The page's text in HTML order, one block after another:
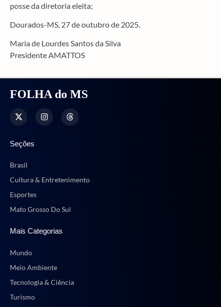
posse da diretoria eleita;
Dourados-MS, 27 de outubro de 2025.
Maria de Lourdes Santos da Silva
Presidente AMATTOS
FOLHA do MS
Seções
Brasil
Cultura & Entretenimento
Esportes
Mato Grosso Do Sul
Mais Categorias
Mundo
Meio Ambiente
Tecnologia & Ciência
Turismo